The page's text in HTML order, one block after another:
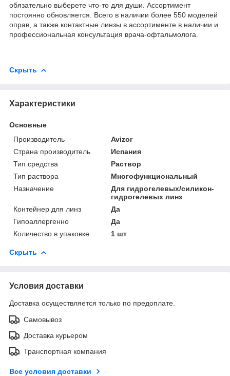
обязательно выберете что-то для души. Ассортимент
постоянно обновляется. Всего в наличии более 550 моделей
оправ, а также контактные линзы в ассортименте в наличии и
профессиональная консультация врача-офтальмолога.
Скрыть
Характеристики
Основные
Производитель
Avizor
Страна производитель
Испания
Тип средства
Раствор
Тип раствора
Многофункциональный
Назначение
Для гидрогелевых/силикон-
гидрогелевых линз
Контейнер для линз
Да
Гипоаллергенно
Да
Количество в упаковке
1 шт
Скрыть
Условия доставки
Доставка осуществляется только по предоплате.
Самовывоз
Доставка курьером
Транспортная компания
Все условия доставки